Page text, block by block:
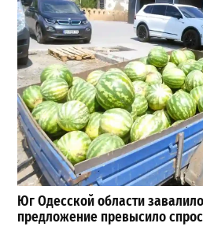
Юг Одесской области
предложение превысило спрос